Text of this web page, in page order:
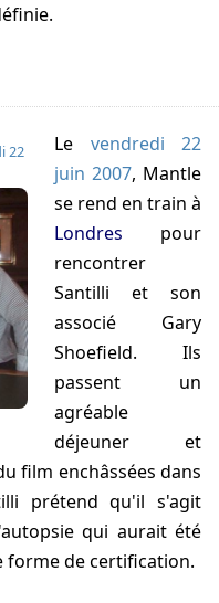
22
Le vendredi 22
juin 2007, Mantle
se rend en train à
Londres pour
rencontrer
Santilli et son
associé Gary
Shoefield. Ils
passent un
agréable
déjeuner et
film enchâssées dans
prétend qu'il s'agit
qui aurait été
forme de certification.